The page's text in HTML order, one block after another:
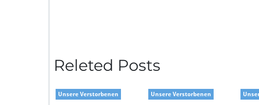
Releted Posts
Unsere Verstorbenen Unsere Verstorbenen